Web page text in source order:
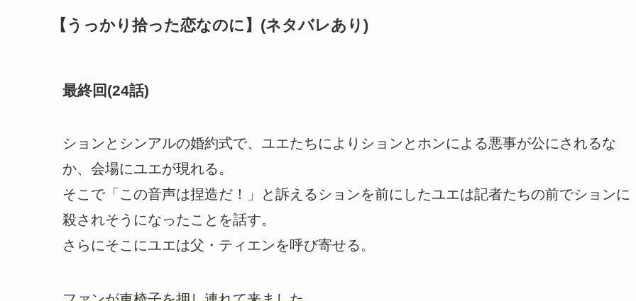
【うっかり拾った恋なのに】(ネタバレあり)
最終回(24話)
ションとシンアルの婚約式で、ユエたちによりションとホンによる悪事が公にされるな
か、会場にユエが現れる。
そこで「この音声は捏造だ！」と訴えるションを前にしたユエは記者たちの前でションに
殺されそうになったことを話す。
さらにそこにユエは父・ティエンを呼び寄せる。